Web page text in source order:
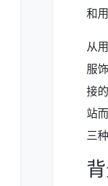
和
从
服
接
站
三